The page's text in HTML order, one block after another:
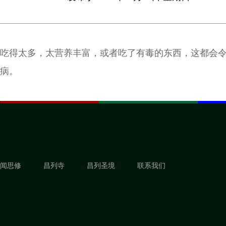
吃得太多，太营养丰富，或者吃了有毒的东西，这都会
病。
闻思修 昌列寺 昌列圣境 联系我们